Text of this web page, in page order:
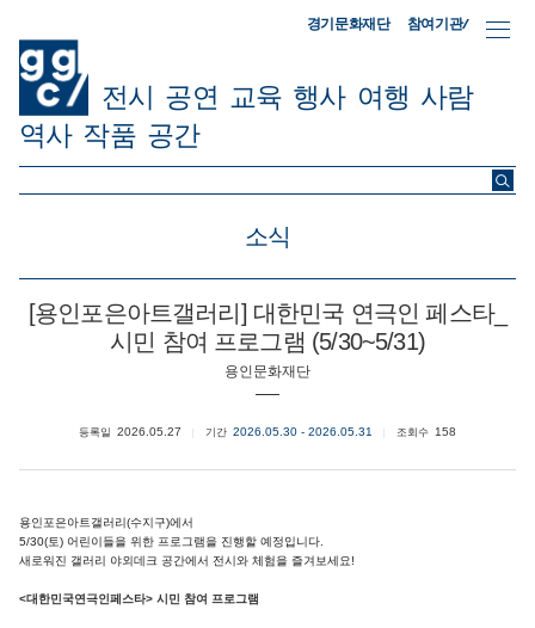
경기문화재단 참여기관/
전시 공연 교육 행사 여행 사람
역사 작품 공간
ggc/
소식
[용인포은아트갤러리] 대한민국 연극인 페스타_
시민 참여 프로그램 (5/30~5/31)
용인문화재단
등록일 2026.05.27 기간 2026.05.30 - 2026.05.31 조회수 158
용인포은아트갤러리(수지구)에서
5/30(토) 어린이들을 위한 프로그램을 진행할 예정입니다.
새로워진 갤러리 야외데크 공간에서 전시와 체험을 즐겨보세요!
<대한민국연극인페스타> 시민 참여 프로그램